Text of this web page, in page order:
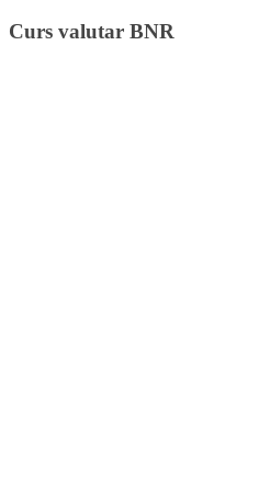
Curs valutar BNR